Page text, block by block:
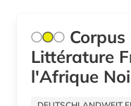
handschrift (1)
hennin (1)
Littérature
l'Afrique